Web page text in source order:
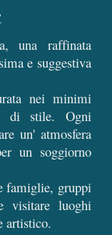
una raffinata
e suggestiva
nei minimi
di stile. Ogni
un' atmosfera
un soggiorno
famiglie, gruppi
visitare luoghi
artistico.